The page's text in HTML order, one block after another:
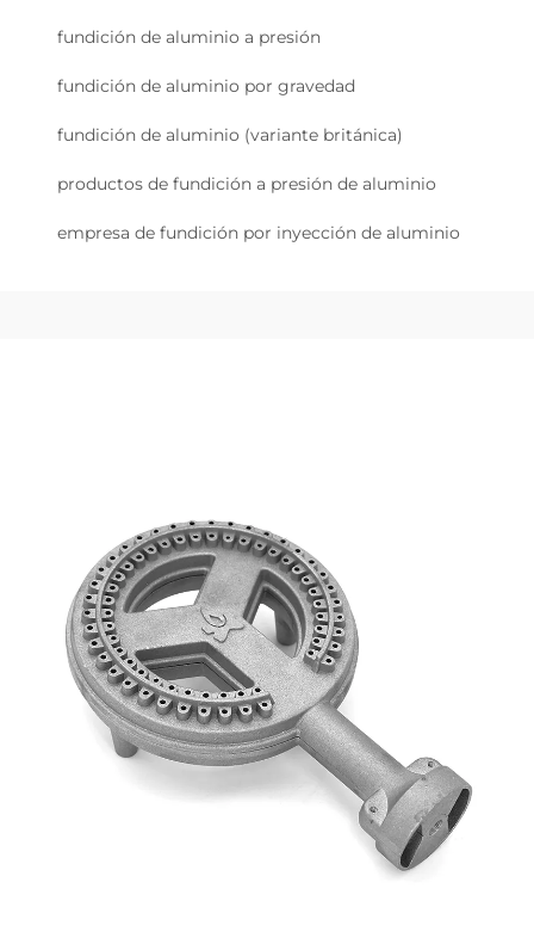
fundición de aluminio a presión
fundición de aluminio por gravedad
fundición de aluminio (variante británica)
productos de fundición a presión de aluminio
empresa de fundición por inyección de aluminio